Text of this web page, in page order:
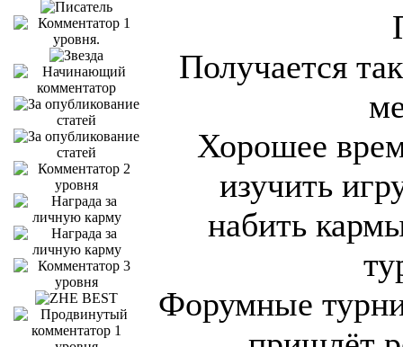
Получается
Хорошее
изучить
набить
Форумные